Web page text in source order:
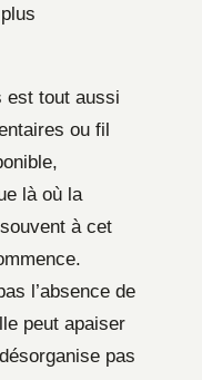
est tout aussi
ou fil
là où la
à cet
l’absence de
peut apaiser
pas